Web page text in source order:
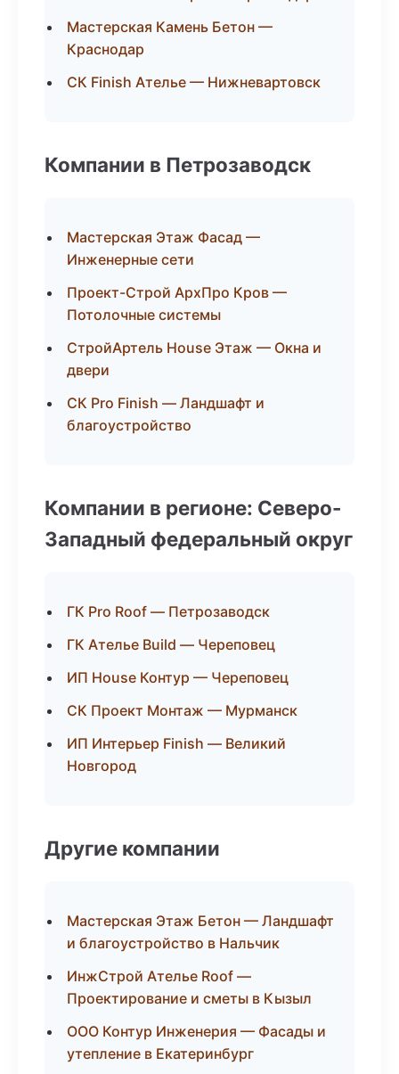
Мастерская Камень Бетон —
Краснодар
СК Finish Ателье — Нижневартовск
Компании в Петрозаводск
Мастерская Этаж Фасад —
Инженерные сети
Проект-Строй АрхПро Кров —
Потолочные системы
СтройАртель House Этаж — Окна и
двери
СК Pro Finish — Ландшафт и
благоустройство
Компании в регионе: Северо-
Западный федеральный округ
ГК Pro Roof — Петрозаводск
ГК Ателье Build — Череповец
ИП House Контур — Череповец
СК Проект Монтаж — Мурманск
ИП Интерьер Finish — Великий
Новгород
Другие компании
Мастерская Этаж Бетон — Ландшафт
и благоустройство в Нальчик
ИнжСтрой Ателье Roof —
Проектирование и сметы в Кызыл
ООО Контур Инженерия — Фасады и
утепление в Екатеринбург